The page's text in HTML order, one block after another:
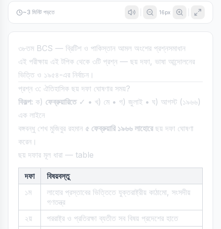
~3 মিনিট পড়তে 16px
৩৮তম BCS — ব্রিটিশ ও পাকিস্তান আমল অংশের প্রশ্নসমাধান
এই পরীক্ষায় এই টপিক থেকে ৩টি প্রশ্ন — ছয় দফা, ভাষা আন্দোলনের
ভিত্তি ও ১৯৫৪-এর নির্বাচন।
প্রশ্ন ৩: ঐতিহাসিক ছয় দফা ঘোষণার সময়?
বিকল্প: ক) ফেব্রুয়ারিতে✓ • খ) মে • গ) জুলাই • ঘ) আগস্ট (১৯৬৬)
এক লাইনে
বঙ্গবন্ধু শেখ মুজিবুর রহমান ৫ ফেব্রুয়ারি ১৯৬৬ লাহোরেছয় দফা ঘোষণা
করেন।
ছয় দফার মূল ধারা — table
দফা
বিষয়বস্তু
১ম
লাহোর প্রস্তাবের ভিত্তিতে যুক্তরাষ্ট্রীয় কাঠামো, সংসদীয়
গণতন্ত্র
২য়
পররাষ্ট্র ও প্রতিরক্ষা ব্যতীত সব বিষয় প্রদেশের হাতে